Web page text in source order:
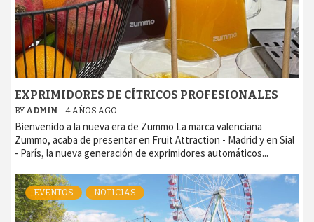
EXPRIMIDORES DE CÍTRICOS PROFESIONALES
BY ADMIN 4 AÑOS AGO
Bienvenido a la nueva era de Zummo La marca valenciana
Zummo, acaba de presentar en Fruit Attraction - Madrid y en Sial
- París, la nueva generación de exprimidores automáticos...
EVENTOS NOTICIAS